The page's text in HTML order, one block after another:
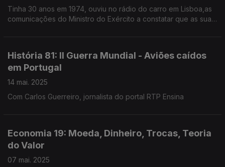
Tinha 30 anos em 1974, ouviu no rádio do carro em Lisboa,as
comunicações do Ministro do Exército a constatar que as suas
História 81: II Guerra Mundial - Aviões caídos
em Portugal
14 mai. 2025
Com Carlos Guerreiro, jornalista do portal RTP Ensina
Economia 19: Moeda, Dinheiro, Trocas, Teoria
do Valor
07 mai. 2025